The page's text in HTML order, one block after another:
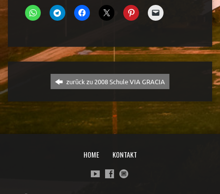
zurück zu 2008 Schule VIA GRACIA
HOME KONTAKT